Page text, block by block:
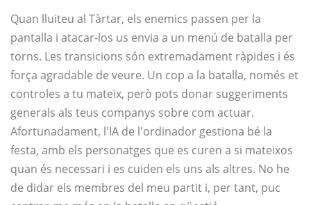
Quan lluiteu al Tàrtar, els enemics passen per la
pantalla i atacar-los us envia a un menú de batalla per
torns. Les transicions són extremadament ràpides i és
força agradable de veure. Un cop a la batalla, només et
controles a tu mateix, però pots donar suggeriments
generals als teus companys sobre com actuar.
Afortunadament, l'IA de l'ordinador gestiona bé la
festa, amb els personatges que es curen a si mateixos
quan és necessari i es cuiden els uns als altres. No he
de didar els membres del meu partit i, per tant, puc